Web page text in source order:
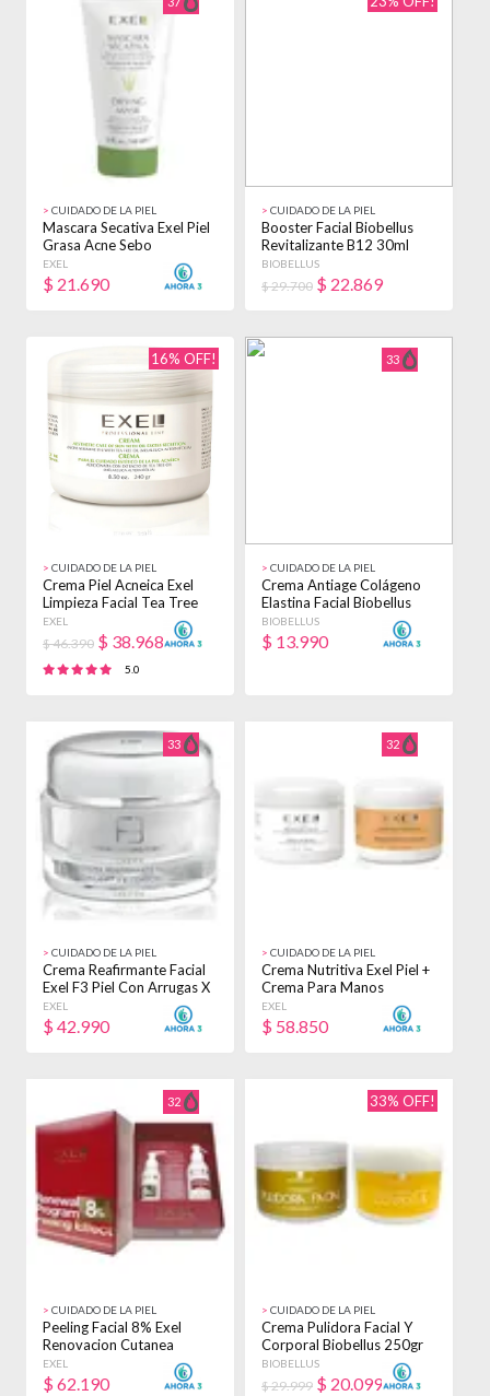
> CUIDADO DE LA PIEL
Mascara Secativa Exel Piel
Grasa Acne Sebo
Regulador X 60g Acneica
EXEL
$ 21.690
> CUIDADO DE LA PIEL
Booster Facial Biobellus
Revitalizante B12 30ml
Sensible Día/noche
BIOBELLUS
$ 29.700 $ 22.869
16% OFF!
> CUIDADO DE LA PIEL
Crema Piel Acneica Exel
Limpieza Facial Tea Tree
Oil X 240g Grasa Día
EXEL
$ 46.390 $ 38.968
5.0
33
> CUIDADO DE LA PIEL
Crema Antiage Colágeno
Elastina Facial Biobellus
X250gr Maduras
Día/noche
BIOBELLUS
$ 13.990
33
> CUIDADO DE LA PIEL
Crema Reafirmante Facial
Exel F3 Piel Con Arrugas X
50ml Todo Tipo De Piel
Noche
EXEL
$ 42.990
32
> CUIDADO DE LA PIEL
Crema Nutritiva Exel Piel +
Crema Para Manos
Siliconas 250gr
EXEL
$ 58.850
32
> CUIDADO DE LA PIEL
Peeling Facial 8% Exel
Renovacion Cutanea
Arrugas Manchas
EXEL
$ 62.190
33% OFF!
> CUIDADO DE LA PIEL
Crema Pulidora Facial Y
Corporal Biobellus 250gr
Profesional
BIOBELLUS
$ 29.999 $ 20.099